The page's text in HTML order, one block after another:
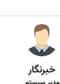
خبرنگار